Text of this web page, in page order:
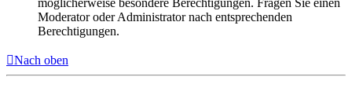
möglicherweise besondere Berechtigungen. Fragen Sie einen
Moderator oder Administrator nach entsprechenden
Berechtigungen.
Nach oben